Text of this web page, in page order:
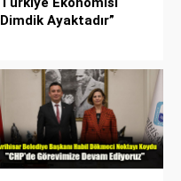
Dimdik Ayaktadır”